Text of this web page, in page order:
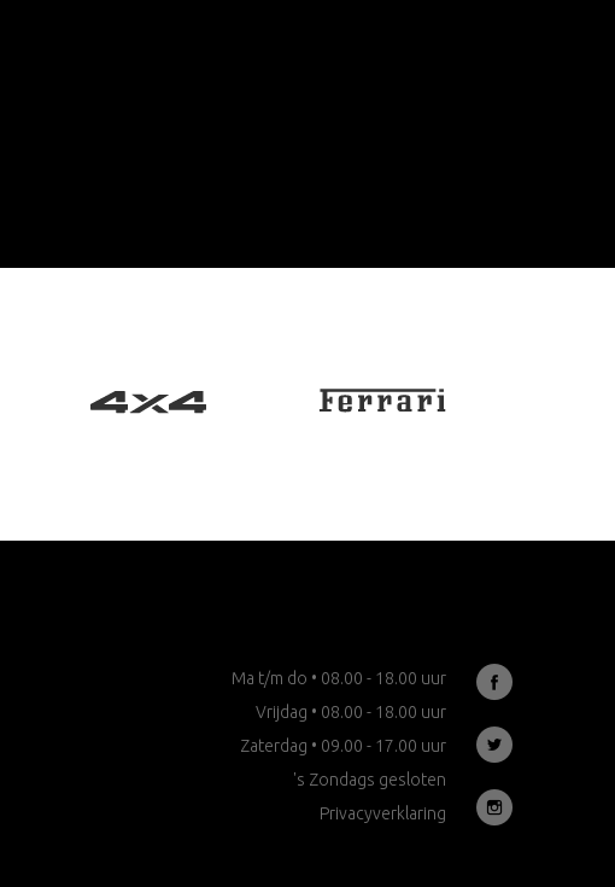
Ma t/m do • 08.00 - 18.00 uur
Vrijdag • 08.00 - 18.00 uur
Zaterdag • 09.00 - 17.00 uur
's Zondags gesloten
Privacyverklaring